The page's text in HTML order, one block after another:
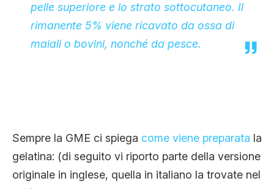
pelle superiore e lo strato sottocutaneo. Il
rimanente 5% viene ricavato da ossa di
maiali o bovini, nonché da pesce.
Sempre la GME ci spiega come viene preparata la
gelatina: (di seguito vi riporto parte della versione
originale in inglese, quella in italiano la trovate nel